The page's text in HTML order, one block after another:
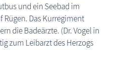
und ein Seebad im
Das Kurregiment
die Badeärzte. (Dr. Vogel in
zum Leibarzt des Herzogs